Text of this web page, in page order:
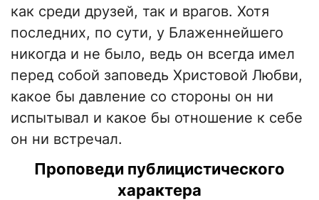
как среди друзей, так и врагов. Хотя
последних, по сути, у Блаженнейшего
никогда и не было, ведь он всегда имел
перед собой заповедь Христовой Любви,
какое бы давление со стороны он ни
испытывал и какое бы отношение к себе
он ни встречал.
Проповеди публицистического
характера